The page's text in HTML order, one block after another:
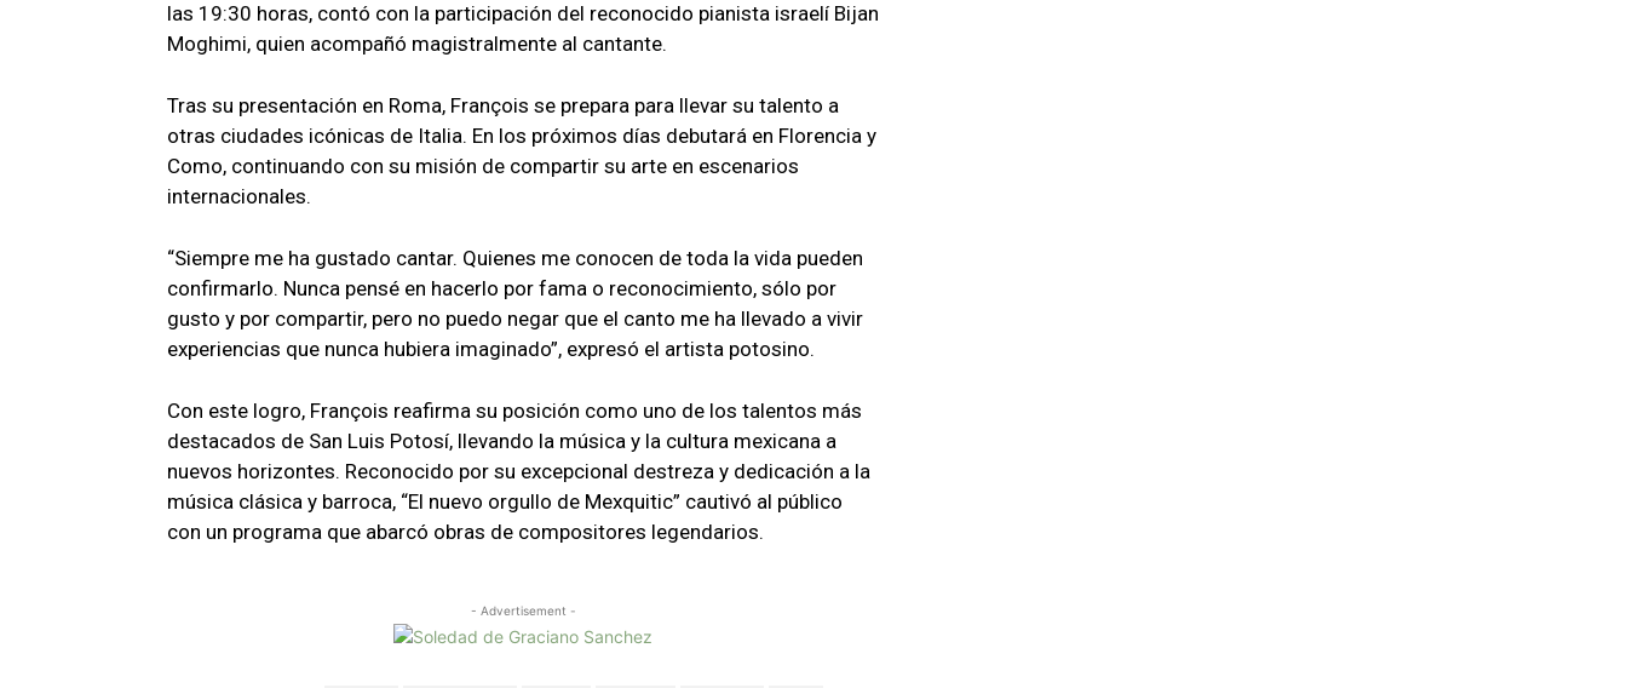
las 19:30 horas, contó con la participación del reconocido pianista israelí Bijan
Moghimi, quien acompañó magistralmente al cantante.
Tras su presentación en Roma, François se prepara para llevar su talento a
otras ciudades icónicas de Italia. En los próximos días debutará en Florencia y
Como, continuando con su misión de compartir su arte en escenarios
internacionales.
“Siempre me ha gustado cantar. Quienes me conocen de toda la vida pueden
confirmarlo. Nunca pensé en hacerlo por fama o reconocimiento, sólo por
gusto y por compartir, pero no puedo negar que el canto me ha llevado a vivir
experiencias que nunca hubiera imaginado”, expresó el artista potosino.
Con este logro, François reafirma su posición como uno de los talentos más
destacados de San Luis Potosí, llevando la música y la cultura mexicana a
nuevos horizontes. Reconocido por su excepcional destreza y dedicación a la
música clásica y barroca, “El nuevo orgullo de Mexquitic” cautivó al público
con un programa que abarcó obras de compositores legendarios.
- Advertisement -